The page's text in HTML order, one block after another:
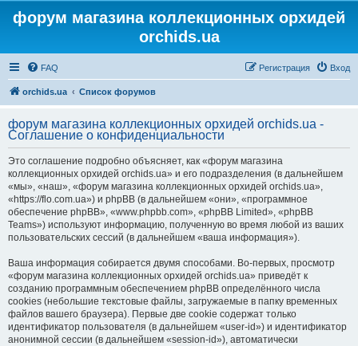
форум магазина коллекционных орхидей
orchids.ua
FAQ Вход
Регистрация
orchids.ua Список форумов
форум магазина коллекционных орхидей orchids.ua -
Соглашение о конфиденциальности
Это соглашение подробно объясняет, как «форум магазина
коллекционных орхидей orchids.ua» и его подразделения (в дальнейшем
«мы», «наш», «форум магазина коллекционных орхидей orchids.ua»,
«https://flo.com.ua») и phpBB (в дальнейшем «они», «программное
обеспечение phpBB», «www.phpbb.com», «phpBB Limited», «phpBB
Teams») используют информацию, полученную во время любой из ваших
пользовательских сессий (в дальнейшем «ваша информация»).
Ваша информация собирается двумя способами. Во-первых, просмотр
«форум магазина коллекционных орхидей orchids.ua» приведёт к
созданию программным обеспечением phpBB определённого числа
cookies (небольшие текстовые файлы, загружаемые в папку временных
файлов вашего браузера). Первые две cookie содержат только
идентификатор пользователя (в дальнейшем «user-id») и идентификатор
анонимной сессии (в дальнейшем «session-id»), автоматически